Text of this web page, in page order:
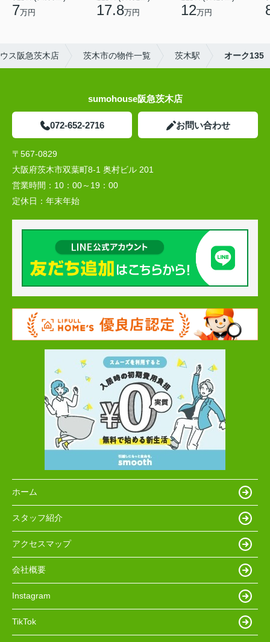
7万円 17.8万円 12万円
ス阪急茨木店 茨木市の物件一覧 茨木駅 オーク135
sumohouse阪急茨木店
072-652-2716 お問い合わせ
〒567-0829
大阪府茨木市双葉町8-1 奥村ビル 201
営業時間： 10：00～19：00
定休日： 年末年始
ホーム
スタッフ紹介
アクセスマップ
会社概要
Instagram
TikTok